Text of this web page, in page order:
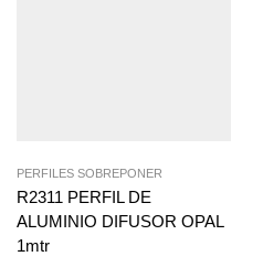
PERFILES SOBREPONER
R2311 PERFIL DE
ALUMINIO DIFUSOR OPAL
1mtr